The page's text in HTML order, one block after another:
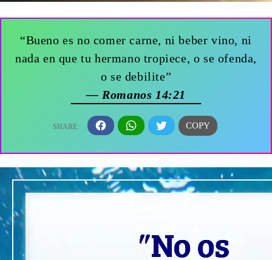
“Bueno es no comer carne, ni beber vino, ni
nada en que tu hermano tropiece, o se ofenda,
o se debilite”
— Romanos 14:21